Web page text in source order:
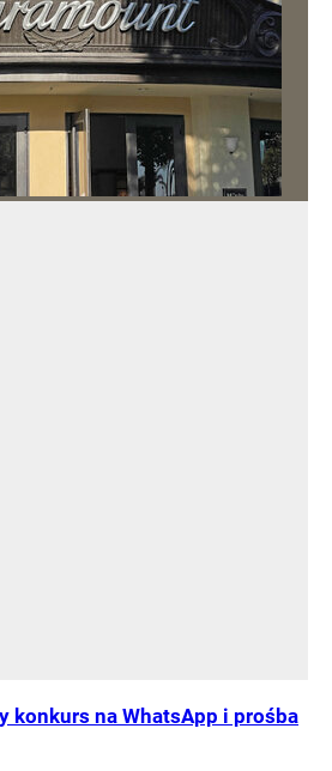
konkurs na WhatsApp i prośba